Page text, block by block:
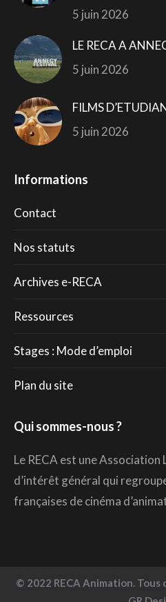
5 juin 2026
LE RECA A
5 juin 2026
FILMS
5 juin 2026
Informations
Contact
Nos statuts
Archives e-RECA
Ressources
Stages : Mode d’emploi
Plan du site
Qui sommes-nous ?
Le RECA est une
d’intérêt général qui
françaises de cinéma
© 2022 RECA Animation.